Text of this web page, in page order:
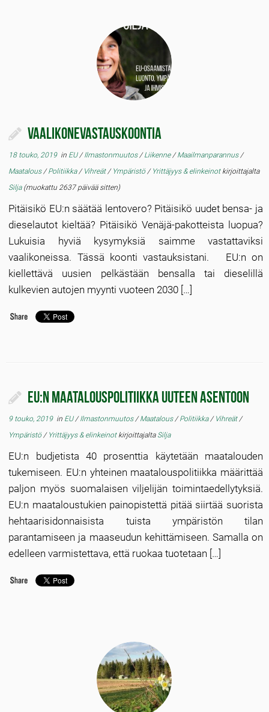
Vaalikonevastauskoontia
18 touko, 2019in EU/Ilmastonmuutos/Liikenne/Maailmanparannus/
Maatalous/Politiikka/ Vihreät/ Ympäristö/ Yrittäjyys & elinkeinot kirjoittajalta
Silja(muokattu 2637 päivää sitten)
Pitäisikö EU:n säätää lentovero? Pitäisikö uudet bensa- ja
dieselautot kieltää? Pitäisikö Venäjä-pakotteista luopua?
Lukuisia hyviä kysymyksiä saimme vastattaviksi
vaalikoneissa. Tässä koonti vastauksistani. EU:n on
kiellettävä uusien pelkästään bensalla tai dieselillä
kulkevien autojen myynti vuoteen 2030 […]
EU:n maatalouspolitiikka uuteen asentoon
9 touko, 2019in EU/Ilmastonmuutos/Maatalous/Politiikka/ Vihreät/
Ympäristö/ Yrittäjyys & elinkeinot kirjoittajalta Silja
EU:n budjetista 40 prosenttia käytetään maatalouden
tukemiseen. EU:n yhteinen maa­talouspolitiikka määrittää
paljon myös suomalaisen viljelijän toimintaedellytyksiä.
EU:n maataloustukien paino­pistettä pitää siirtää suorista
hehtaarisidonnaisista tuista ympäristön tilan
parantamiseen ja maaseudun kehittämiseen. Samalla on
edelleen varmistettava, että ruokaa tuotetaan […]